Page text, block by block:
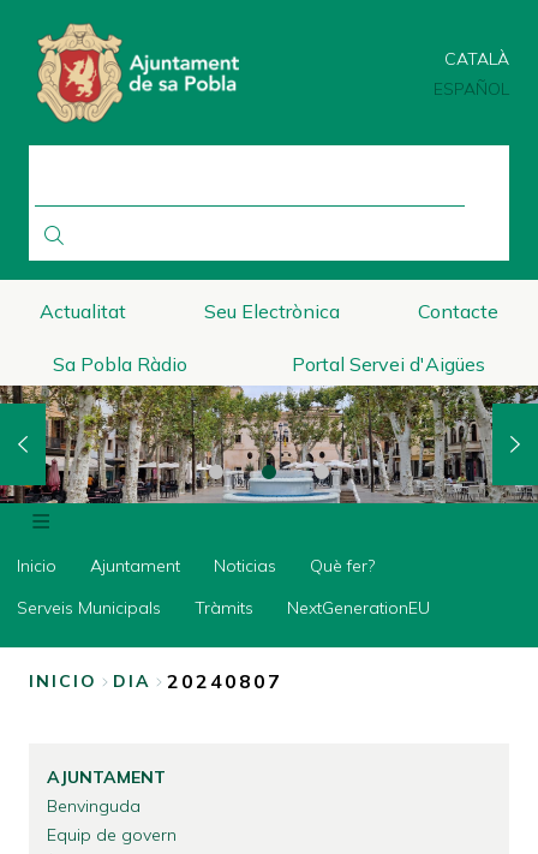
contenido
principal
CATALÀ
ESPAÑOL
Actualitat Seu Electrònica Contacte
Sa Pobla Ràdio Portal Servei d'Aigües
Inicio
Ajuntament
Noticias
Què
Municipals
Tràmits
Inicio Ajuntament Noticias
Què fer?
Serveis Municipals
Tràmits NextGenerationEU
DE
AYUDA
INICIO DIA 20240807
AJUNTAMENT
Benvinguda
Equip de govern